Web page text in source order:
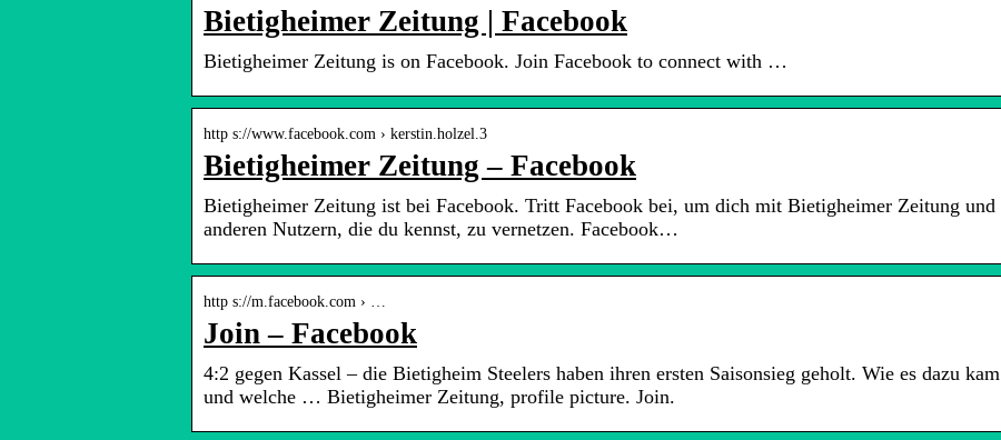
Bietigheimer Zeitung | Facebook
Bietigheimer Zeitung is on Facebook. Join Facebook to connect with …
http s://www.facebook.com › kerstin.holzel.3
Bietigheimer Zeitung – Facebook
Bietigheimer Zeitung ist bei Facebook. Tritt Facebook bei, um dich mit Bietigheimer Zeitung und
anderen Nutzern, die du kennst, zu vernetzen. Facebook…
http s://m.facebook.com › …
Join – Facebook
4:2 gegen Kassel – die Bietigheim Steelers haben ihren ersten Saisonsieg geholt. Wie es dazu kam
und welche … Bietigheimer Zeitung, profile picture. Join.